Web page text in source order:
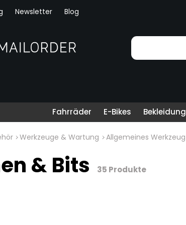
Newsletter Blog
Suchen
Fahrräder
E-Bikes Bekleidung
Werkzeuge & Wartung Allgemeines Werkzeug
& Bits 35 Produkte